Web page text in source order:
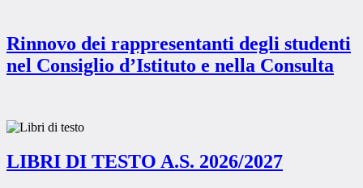
Rinnovo dei rappresentanti degli studenti
nel Consiglio d’Istituto e nella Consulta
LIBRI DI TESTO A.S. 2026/2027